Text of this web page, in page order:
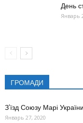
День
Январь
ГРОМАДИ
З’їзд Союзу Марі України
Январь 27, 2020